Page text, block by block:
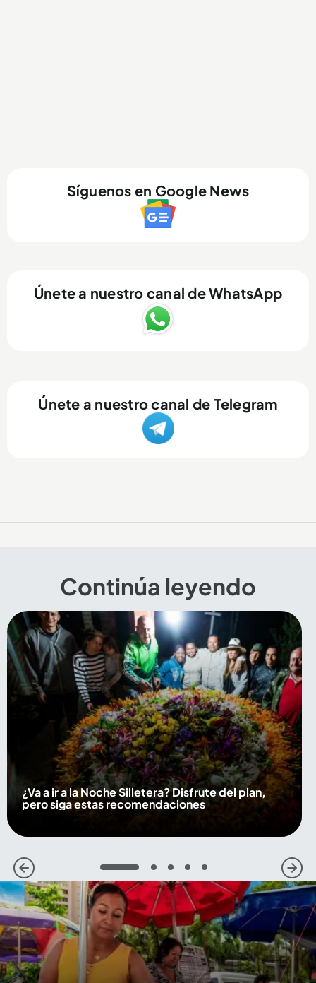
Síguenos en Google News
Únete a nuestro canal de WhatsApp
Únete a nuestro canal de Telegram
Continúa leyendo
¿Va a ir a la Noche Silletera? Disfrute del plan,
pero siga estas recomendaciones
1 2 3 4 5